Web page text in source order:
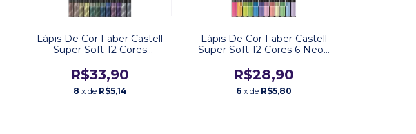
Lápis De Cor Faber Castell
Super Soft 12 Cores
R$33,90
8 x de R$5,14
Lápis De Cor Faber Castell
Super Soft 12 Cores 6 Neon
R$28,90
6 x de R$5,80